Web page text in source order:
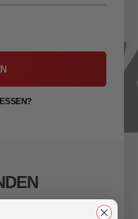
Vorteile: schneller zur